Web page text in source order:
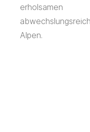
Alpen.